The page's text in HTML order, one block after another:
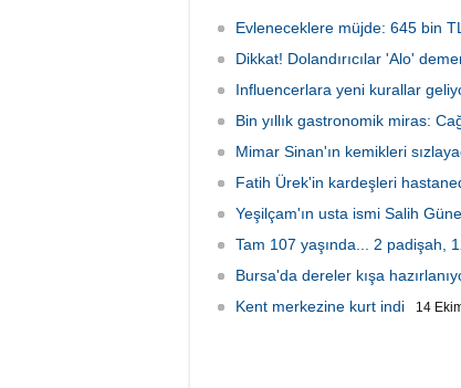
Buruk arasında kilo üzerinden geçen
esprili sohbet sosyal medyada gündem
oldu.
Evleneceklere müjde: 645 bin
Dikkat! Dolandırıcılar 'Alo'
Influencerlara yeni kurallar
Bin yıllık gastronomik miras:
Mimar Sinan'ın kemikleri
Fatih Ürek'in kardeşleri
Yeşilçam'ın usta ismi Salih
Tam 107 yaşında... 2 padişah,
Bursa'da dereler kışa
Kent merkezine kurt indi 14